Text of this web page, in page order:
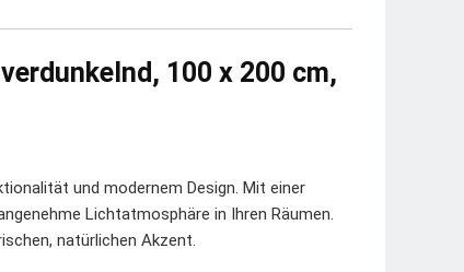
100 x 200 cm,
und modernem Design. Mit einer
Lichtatmosphäre in Ihren Räumen.
natürlichen Akzent.